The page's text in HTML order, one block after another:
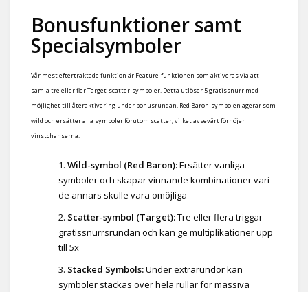
Bonusfunktioner samt
Specialsymboler
Vår mest eftertraktade funktion är Feature-funktionen som aktiveras via att
samla tre eller fler Target-scatter-symboler. Detta utlöser 5 gratissnurr med
möjlighet till återaktivering under bonusrundan. Red Baron-symbolen agerar som
wild och ersätter alla symboler förutom scatter, vilket avsevärt förhöjer
vinstchanserna.
Wild-symbol (Red Baron):Ersätter vanliga
symboler och skapar vinnande kombinationer vari
de annars skulle vara omöjliga
Scatter-symbol (Target):Tre eller flera triggar
gratissnurrsrundan och kan ge multiplikationer upp
till 5x
Stacked Symbols:Under extrarundor kan
symboler stackas över hela rullar för massiva